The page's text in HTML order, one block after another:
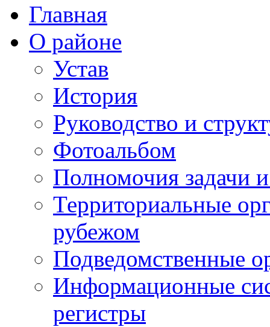
Главная
О районе
Устав
История
Руководство и
Фотоальбом
Полномочия задачи
Территориальные
рубежом
Подведомственные
Информационные
регистры